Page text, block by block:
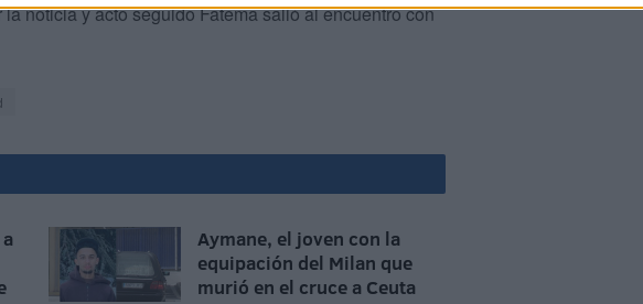
noticia y acto seguido Fatema salió al encuentro con
Aymane, el joven con la
equipación del Milan que
murió en el cruce a Ceuta